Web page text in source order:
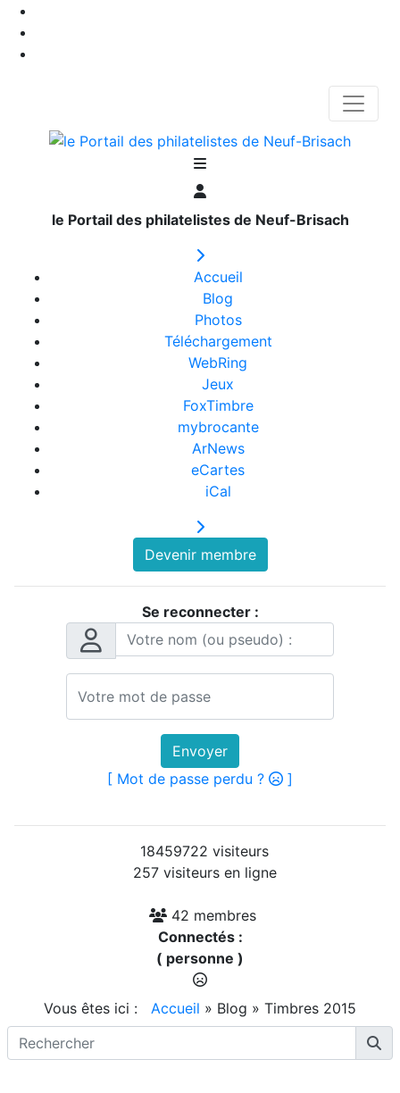
le Portail des philatelistes de Neuf-Brisach
Accueil
Blog
Photos
Téléchargement
WebRing
Jeux
FoxTimbre
mybrocante
ArNews
eCartes
iCal
Devenir membre
Se reconnecter :
Envoyer
[ Mot de passe perdu ?
]
18459722 visiteurs
257 visiteurs en ligne
42 membres
Connectés :
( personne )
Vous êtes ici : Accueil » Blog » Timbres 2015